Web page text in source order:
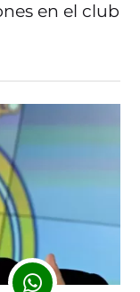
en el club